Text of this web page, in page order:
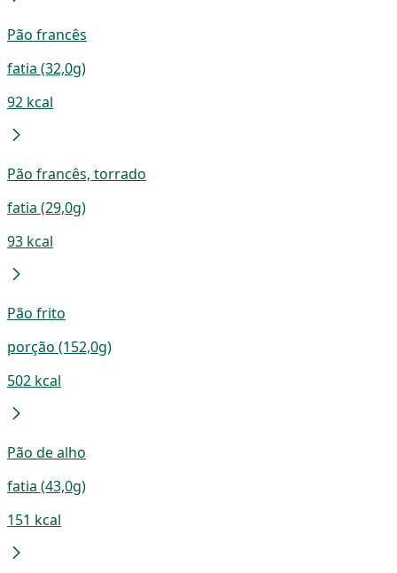
Pão francês
fatia (32,0g)
92 kcal
Pão francês, torrado
fatia (29,0g)
93 kcal
Pão frito
porção (152,0g)
502 kcal
Pão de alho
fatia (43,0g)
151 kcal